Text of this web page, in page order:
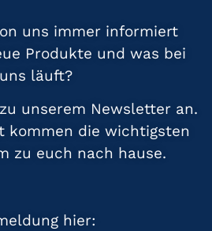
uns immer informiert
Produkte und was bei
uns läuft?
unserem Newsletter an.
kommen die wichtigsten
zu euch nach hause.
hier: